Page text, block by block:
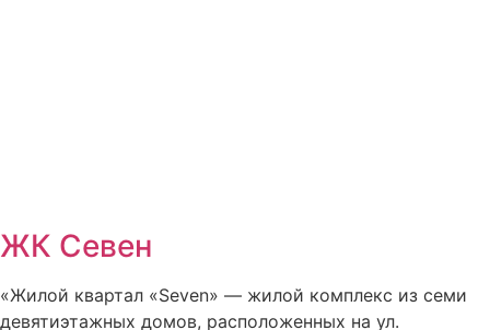
ЖК Севен
«Жилой квартал «Seven» — жилой комплекс из семи
девятиэтажных домов, расположенных на ул.